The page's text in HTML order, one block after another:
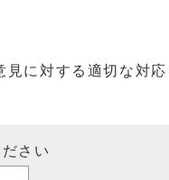
に対する適切な対
さい